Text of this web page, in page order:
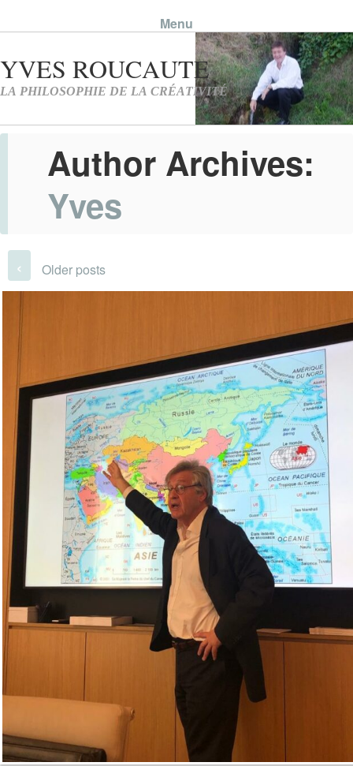
Menu
Skip to content
Author Archives:
Yves
‹ Older posts